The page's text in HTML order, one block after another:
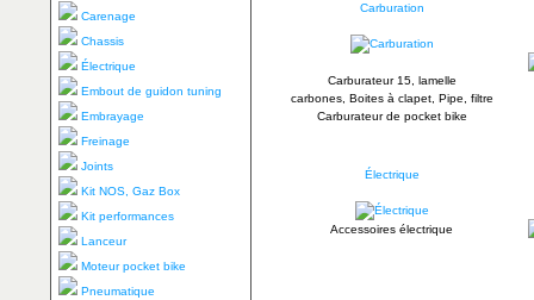
Carenage
Chassis
Électrique
Embout de guidon tuning
Embrayage
Freinage
Joints
Kit NOS, Gaz Box
Kit performances
Lanceur
Moteur pocket bike
Pneumatique
Carburation
Carburateur 15, lamelle
carbones, Boites à clapet, Pipe, filtre
Carburateur de pocket bike
Électrique
Accessoires électrique